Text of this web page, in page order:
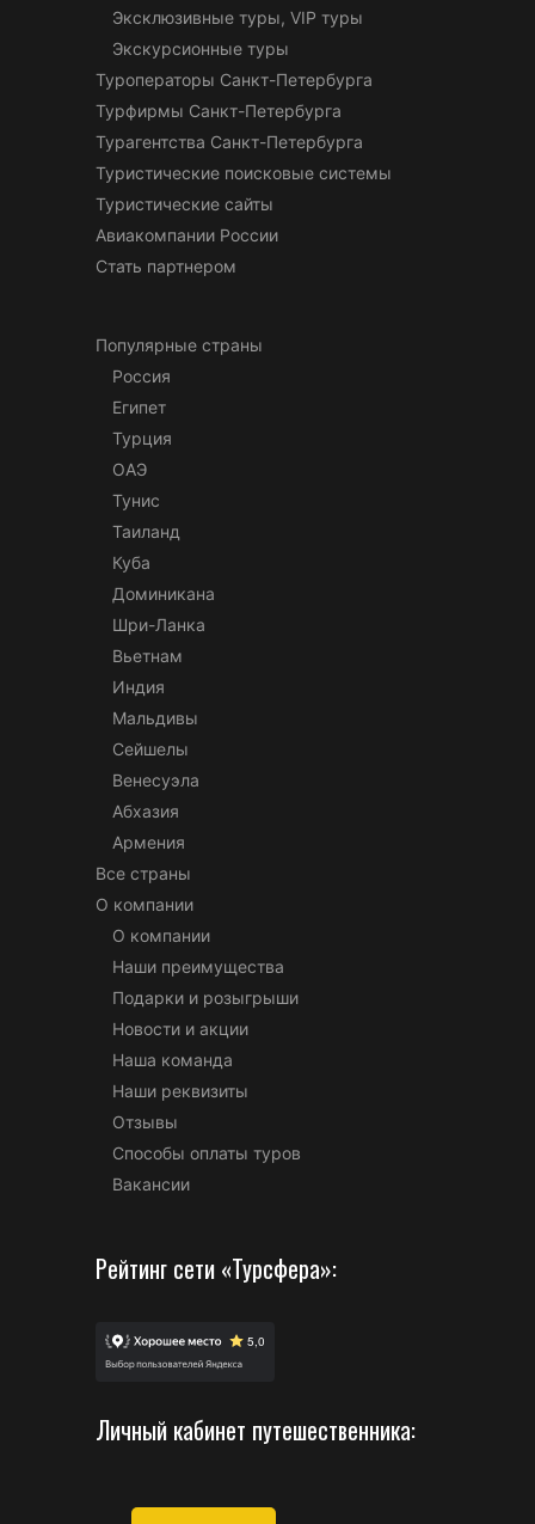
Эксклюзивные туры, VIP туры
Экскурсионные туры
Туроператоры Санкт-Петербурга
Турфирмы Санкт-Петербурга
Турагентства Санкт-Петербурга
Туристические поисковые системы
Туристические сайты
Авиакомпании России
Стать партнером
Популярные страны
Россия
Египет
Турция
ОАЭ
Тунис
Таиланд
Куба
Доминикана
Шри-Ланка
Вьетнам
Индия
Мальдивы
Сейшелы
Венесуэла
Абхазия
Армения
Все страны
О компании
О компании
Наши преимущества
Подарки и розыгрыши
Новости и акции
Наша команда
Наши реквизиты
Отзывы
Способы оплаты туров
Вакансии
Рейтинг сети «Турсфера»:
Личный кабинет путешественника: